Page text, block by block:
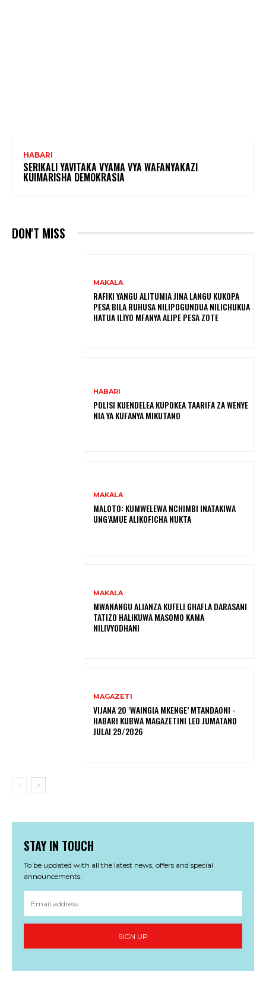
HABARI
SERIKALI YAVITAKA VYAMA VYA WAFANYAKAZI
KUIMARISHA DEMOKRASIA
DON'T MISS
MAKALA
RAFIKI YANGU ALITUMIA JINA LANGU KUKOPA
PESA BILA RUHUSA NILIPOGUNDUA NILICHUKUA
HATUA ILIYO MFANYA ALIPE PESA ZOTE
HABARI
POLISI KUENDELEA KUPOKEA TAARIFA ZA WENYE
NIA YA KUFANYA MIKUTANO
MAKALA
MALOTO: KUMWELEWA NCHIMBI INATAKIWA
UNG’AMUE ALIKOFICHA NUKTA
MAKALA
MWANANGU ALIANZA KUFELI GHAFLA DARASANI
TATIZO HALIKUWA MASOMO KAMA
NILIVYODHANI
MAGAZETI
VIJANA 20 ‘WAINGIA MKENGE’ MTANDAONI -
HABARI KUBWA MAGAZETINI LEO JUMATANO
JULAI 29/2026
STAY IN TOUCH
To be updated with all the latest news, offers and special
announcements.
SIGN UP